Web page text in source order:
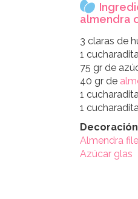
almendra
3 claras de
1
75 gr de
40 gr de
1
1
Almendra
Azúcar glas